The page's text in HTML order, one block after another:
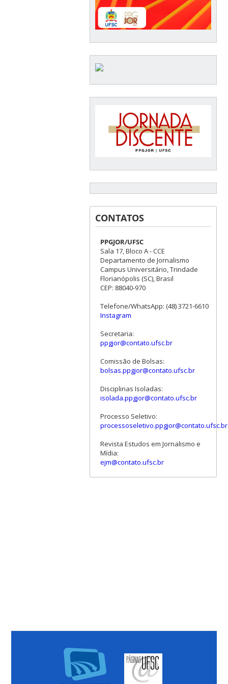
CONTATOS
PPGJOR/UFSC
Sala 17, Bloco A - CCE
Departamento de Jornalismo
Campus Universitário, Trindade
Florianópolis (SC), Brasil
CEP: 88040-970
Telefone/WhatsApp: (48) 3721-6610
Instagram
Secretaria:
ppgjor@contato.ufsc.br
Comissão de Bolsas:
bolsas.ppgjor@contato.ufsc.br
Disciplinas Isoladas:
isolada.ppgjor@contato.ufsc.br
Processo Seletivo:
processoseletivo.ppgjor@contato.ufsc.br
Revista Estudos em Jornalismo e
Mídia:
ejm@contato.ufsc.br